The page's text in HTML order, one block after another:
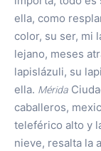
ella, como
color, su ser, mi
lejano, meses
lapislázuli, su
ella. Mérida
caballeros,
teleférico alto y
nieve, resalta la